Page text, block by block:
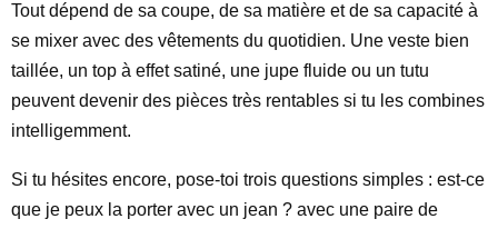
Tout dépend de sa coupe, de sa matière et de sa capacité à
se mixer avec des vêtements du quotidien. Une veste bien
taillée, un top à effet satiné, une jupe fluide ou un tutu
peuvent devenir des pièces très rentables si tu les combines
intelligemment.
Si tu hésites encore, pose-toi trois questions simples : est-ce
que je peux la porter avec un jean ? avec une paire de